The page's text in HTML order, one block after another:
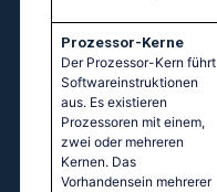
Prozessor-Kerne
Der Prozessor-Kern führt
Softwareinstruktionen
aus. Es existieren
Prozessoren mit einem,
zwei oder mehreren
Kernen. Das
Vorhandensein mehrerer